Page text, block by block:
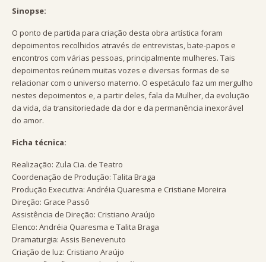
Sinopse:
O ponto de partida para criação desta obra artística foram
depoimentos recolhidos através de entrevistas, bate-papos e
encontros com várias pessoas, principalmente mulheres. Tais
depoimentos reúnem muitas vozes e diversas formas de se
relacionar com o universo materno. O espetáculo faz um mergulho
nestes depoimentos e, a partir deles, fala da Mulher, da evolução
da vida, da transitoriedade da dor e da permanência inexorável
do amor.
Ficha técnica:
Realização: Zula Cia. de Teatro
Coordenação de Produção: Talita Braga
Produção Executiva: Andréia Quaresma e Cristiane Moreira
Direção: Grace Passô
Assistência de Direção: Cristiano Araújo
Elenco: Andréia Quaresma e Talita Braga
Dramaturgia: Assis Benevenuto
Criação de luz: Cristiano Araújo